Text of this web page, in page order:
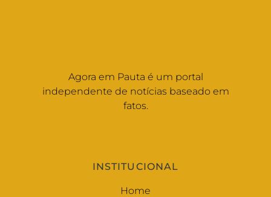
Agora em Pauta é um portal
independente de notícias baseado em
fatos.
INSTITUCIONAL
Home